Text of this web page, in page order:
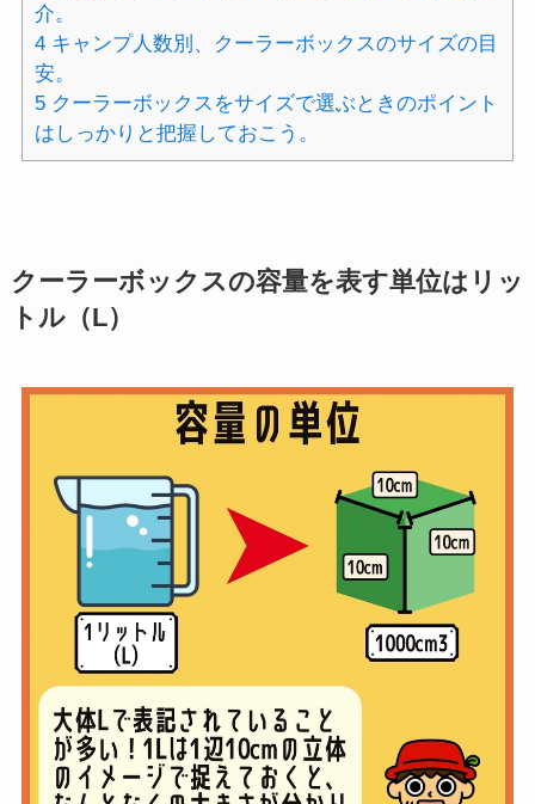
介。
4キャンプ人数別、クーラーボックスのサイズの目
安。
5クーラーボックスをサイズで選ぶときのポイント
はしっかりと把握しておこう。
クーラーボックスの容量を表す単位はリッ
トル（L）